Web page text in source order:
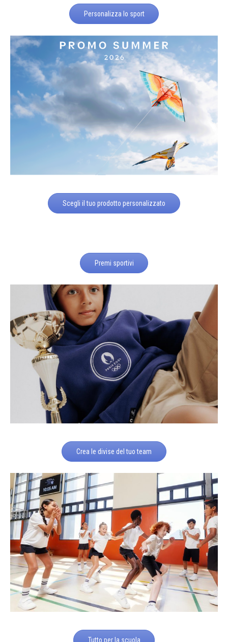
Personalizza lo sport
Scegli il tuo prodotto personalizzato
Premi sportivi
Crea le divise del tuo team
Tutto per la scuola